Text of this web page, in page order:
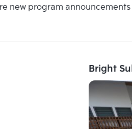
new program
Bright